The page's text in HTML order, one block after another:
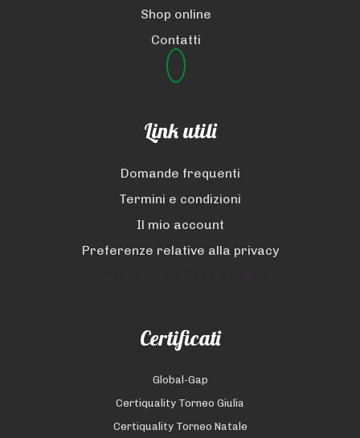
Shop online
Contatti
Link utili
Domande frequenti
Termini e condizioni
Il mio account
Preferenze relative alla privacy
Certificati
Global-Gap
Certiquality Torneo Giulia
Certiquality Torneo Natale